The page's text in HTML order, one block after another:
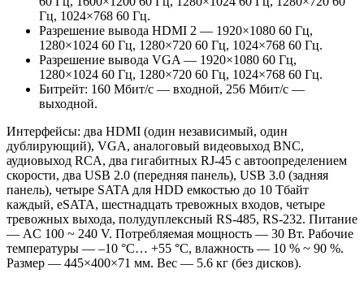
Гц, 1024×768 60 Гц.
Разрешение вывода HDMI 2 — 1920×1080 60 Гц,
1280×1024 60 Гц, 1280×720 60 Гц, 1024×768 60 Гц.
Разрешение вывода VGA — 1920×1080 60 Гц,
1280×1024 60 Гц, 1280×720 60 Гц, 1024×768 60 Гц.
Битрейт: 160 Мбит/с — входной, 256 Мбит/с —
выходной.
Интерфейсы: два HDMI (один независимый, один
дублирующий), VGA, аналоговый видеовыход BNC,
аудиовыход RCA, два гигабитных RJ-45 с автоопределением
скорости, два USB 2.0 (передняя панель), USB 3.0 (задняя
панель), четыре SATA для HDD емкостью до 10 Тбайт
каждый, eSATA, шестнадцать тревожных входов, четыре
тревожных выхода, полудуплексный RS-485, RS-232. Питание
— AC 100 ~ 240 V. Потребляемая мощность — 30 Вт. Рабочие
температуры — –10 °C… +55 °C, влажность — 10 % ~ 90 %.
Размер — 445×400×71 мм. Вес — 5.6 кг (без дисков).